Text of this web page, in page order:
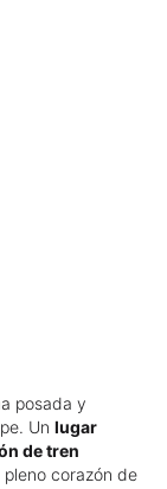
posada y
Un lugar
de tren
pleno corazón de